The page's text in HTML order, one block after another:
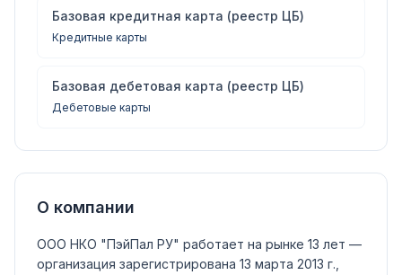
Базовая кредитная карта (реестр ЦБ)
Кредитные карты
Базовая дебетовая карта (реестр ЦБ)
Дебетовые карты
О компании
ООО НКО "ПэйПал РУ" работает на рынке 13 лет —
организация зарегистрирована 13 марта 2013 г.,